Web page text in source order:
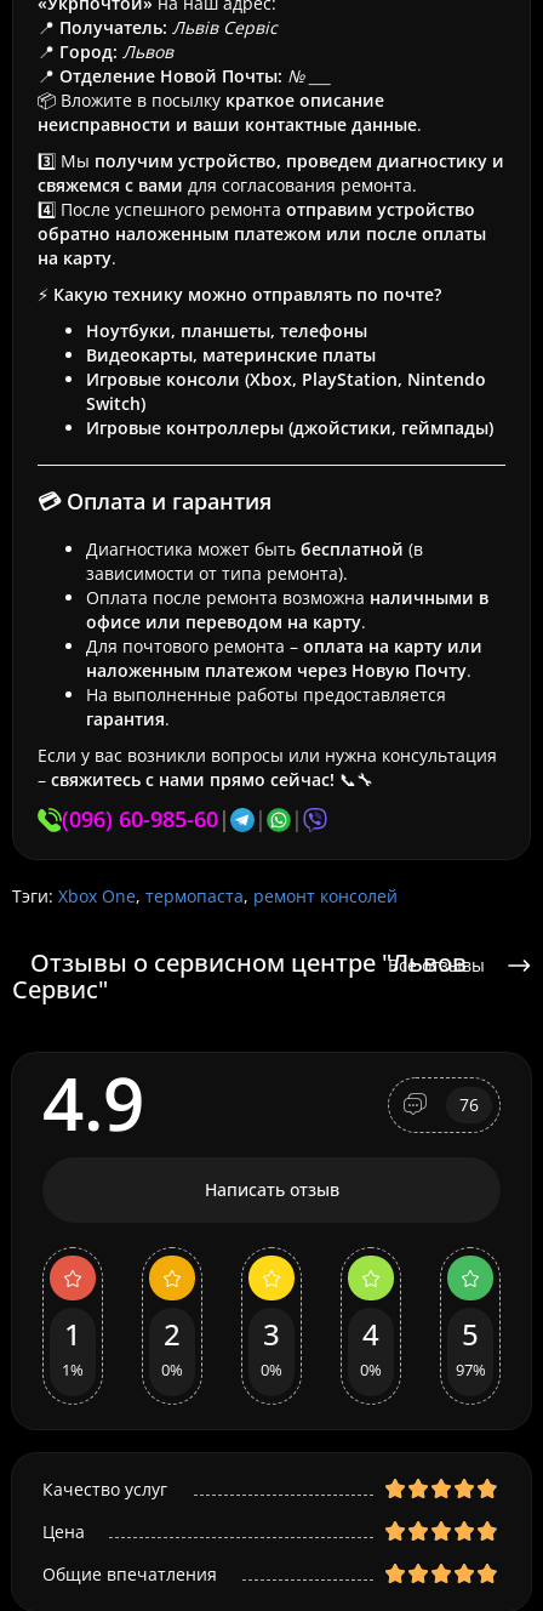
📍 Получатель: Львів Сервіс
📍 Город: Львов
📍 Отделение Новой Почты: № ___
📦 Вложите в посылку краткое описание
неисправности и ваши контактные данные.
3️⃣ Мы получим устройство, проведем диагностику и
свяжемся с вами для согласования ремонта.
4️⃣ После успешного ремонта отправим устройство
обратно наложенным платежом или после оплаты
на карту.
⚡ Какую технику можно отправлять по почте?
Ноутбуки, планшеты, телефоны
Видеокарты, материнские платы
Игровые консоли (Xbox, PlayStation, Nintendo
Switch)
Игровые контроллеры (джойстики, геймпады)
💳 Оплата и гарантия
Диагностика может быть бесплатной (в
зависимости от типа ремонта).
Оплата после ремонта возможна наличными в
офисе или переводом на карту.
Для почтового ремонта – оплата на карту или
наложенным платежом через Новую Почту.
На выполненные работы предоставляется
гарантия.
Если у вас возникли вопросы или нужна консультация
– свяжитесь с нами прямо сейчас! 📞🔧
(096) 60-985-60| | |
Тэги: Xbox One, термопаста, ремонт консолей
Отзывы о сервисном центре "Львов
Сервис"
Все отзывы
4.9 76
Написать отзыв
1
1%
2
0%
3
0%
4
0%
5
97%
Качество услуг
Цена
Общие впечатления